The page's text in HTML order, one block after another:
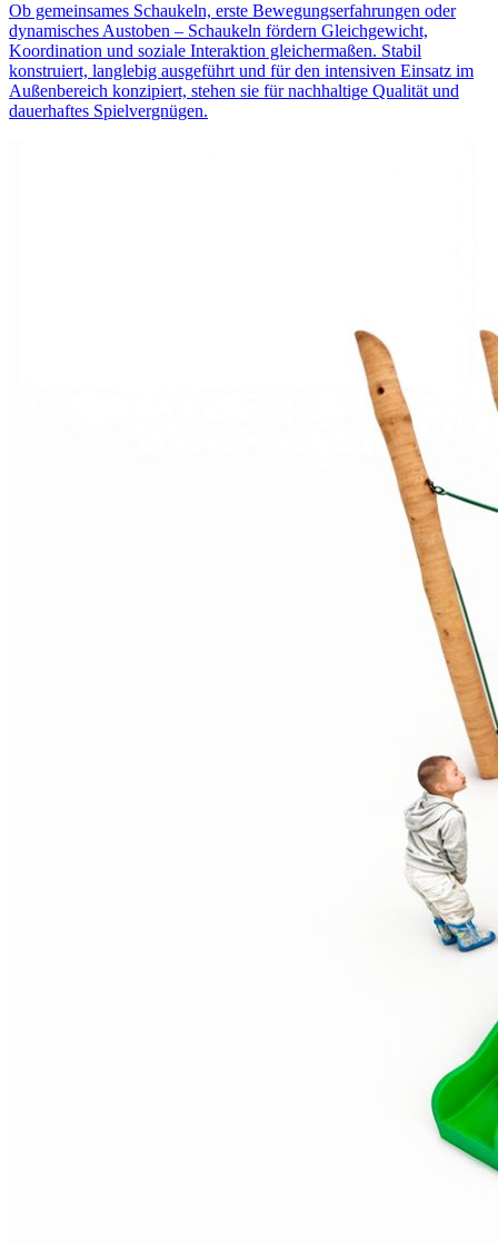
Ob gemeinsames Schaukeln, erste Bewegungserfahrungen oder
dynamisches Austoben – Schaukeln fördern Gleichgewicht,
Koordination und soziale Interaktion gleichermaßen. Stabil
konstruiert, langlebig ausgeführt und für den intensiven Einsatz im
Außenbereich konzipiert, stehen sie für nachhaltige Qualität und
dauerhaftes Spielvergnügen.